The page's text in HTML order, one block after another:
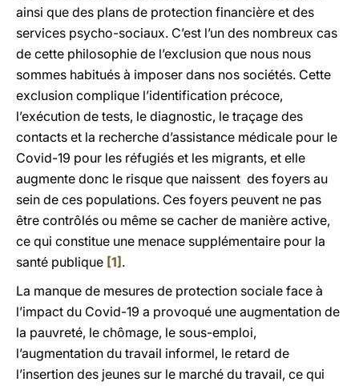
ainsi que des plans de protection financière et des
services psycho-sociaux. C’est l’un des nombreux cas
de cette philosophie de l’exclusion que nous nous
sommes habitués à imposer dans nos sociétés. Cette
exclusion complique l’identification précoce,
l’exécution de tests, le diagnostic, le traçage des
contacts et la recherche d’assistance médicale pour le
Covid-19 pour les réfugiés et les migrants, et elle
augmente donc le risque que naissent des foyers au
sein de ces populations. Ces foyers peuvent ne pas
être contrôlés ou même se cacher de manière active,
ce qui constitue une menace supplémentaire pour la
santé publique [1] .
La manque de mesures de protection sociale face à
l’impact du Covid-19 a provoqué une augmentation de
la pauvreté, le chômage, le sous-emploi,
l’augmentation du travail informel, le retard de
l’insertion des jeunes sur le marché du travail, ce qui